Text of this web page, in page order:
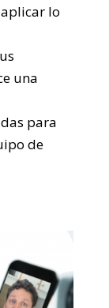
lo
una
para
de